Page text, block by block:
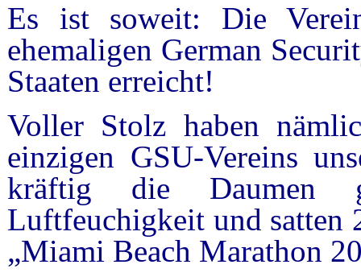
Es ist soweit: Die
ehemaligen German
Staaten erreicht!
Voller Stolz haben
einzigen GSU-Vereins
kräftig die Daumen
Luftfeuchigkeit und satten
„Miami Beach Marathon